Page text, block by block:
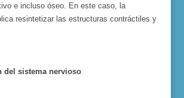
e incluso óseo. En este caso, la
resintetizar las estructuras contráctiles y
del sistema nervioso